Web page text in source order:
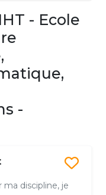
- Ecole
-
ma discipline, je